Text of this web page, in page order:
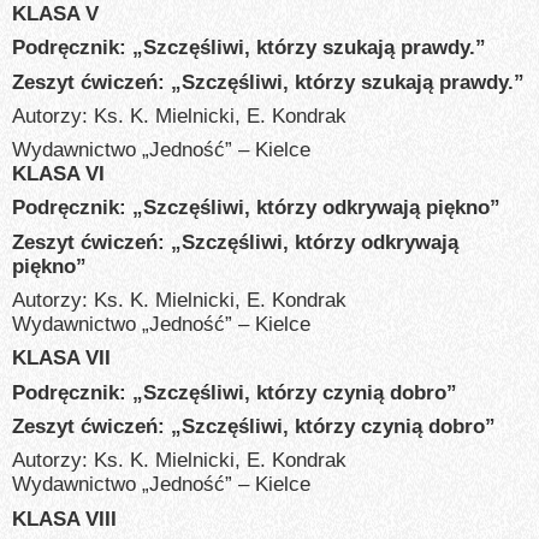
KLASA V
Podręcznik: „Szczęśliwi, którzy szukają prawdy.”
Zeszyt ćwiczeń: „Szczęśliwi, którzy szukają prawdy.”
Autorzy: Ks. K. Mielnicki, E. Kondrak
Wydawnictwo „Jedność” – Kielce
KLASA VI
Podręcznik: „Szczęśliwi, którzy odkrywają piękno”
Zeszyt ćwiczeń: „Szczęśliwi, którzy odkrywają
piękno”
Autorzy: Ks. K. Mielnicki, E. Kondrak
Wydawnictwo „Jedność” – Kielce
KLASA VII
Podręcznik: „Szczęśliwi, którzy czynią dobro”
Zeszyt ćwiczeń: „Szczęśliwi, którzy czynią dobro”
Autorzy: Ks. K. Mielnicki, E. Kondrak
Wydawnictwo „Jedność” – Kielce
KLASA VIII